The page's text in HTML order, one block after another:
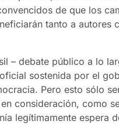
de que los
tanto a autores
– debate público a lo
sostenida por el
Pero esto sólo
consideración, como
legítimamente espera